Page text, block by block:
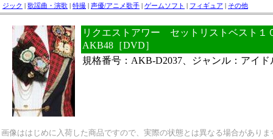
ジック | 歌謡曲・演歌 | 特撮 | 声優/アニメ歌手 | ゲームソフト | フィギュア | その他
リクエストアワー セットリストベスト
AKB48［DVD］
規格番号：AKB-D2037、ジャンル：アイド
画像ははじめに入荷した商品ですので、実際の状態とは異なる場合があり